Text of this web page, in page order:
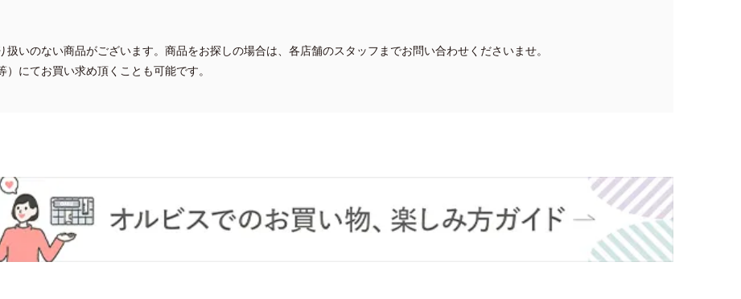
いのない商品がございます。商品をお探しの場合は、各店舗のスタッフまでお問い合わせくださいませ。
にてお買い求め頂くことも可能です。